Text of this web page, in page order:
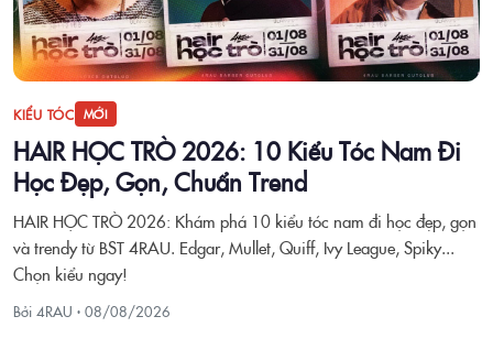
KIỂU TÓC MỚI
HAIR HỌC TRÒ 2026: 10 Kiểu Tóc Nam Đi
Học Đẹp, Gọn, Chuẩn Trend
HAIR HỌC TRÒ 2026: Khám phá 10 kiểu tóc nam đi học đẹp, gọn
và trendy từ BST 4RAU. Edgar, Mullet, Quiff, Ivy League, Spiky...
Chọn kiểu ngay!
Bởi 4RAU · 08/08/2026